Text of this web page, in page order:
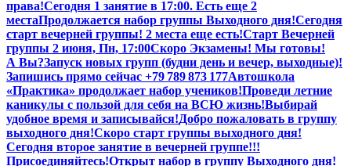
права!Сегодня 1 занятие в 17:00. Есть еще 2
местаПродолжается набор группы Выходного дня!Сегодня
старт вечерней группы! 2 места еще есть!Старт Вечерней
группы 2 июня, Пн, 17:00Скоро Экзамены! Мы готовы!
А Вы?Запуск новых групп (будни день и вечер, выходные)!
Запишись прямо сейчас +79 789 873 177Автошкола
«Практика» продолжает набор учеников!Проведи летние
каникулы с пользой для себя на ВСЮ жизнь!Выбирай
удобное время и записывайся!Добро пожаловать в группу
выходного дня!Скоро старт группы выходного дня!
Сегодня второе занятие в вечерней группе!!!
Присоединяйтесь!Открыт набор в группу Выходного дня!